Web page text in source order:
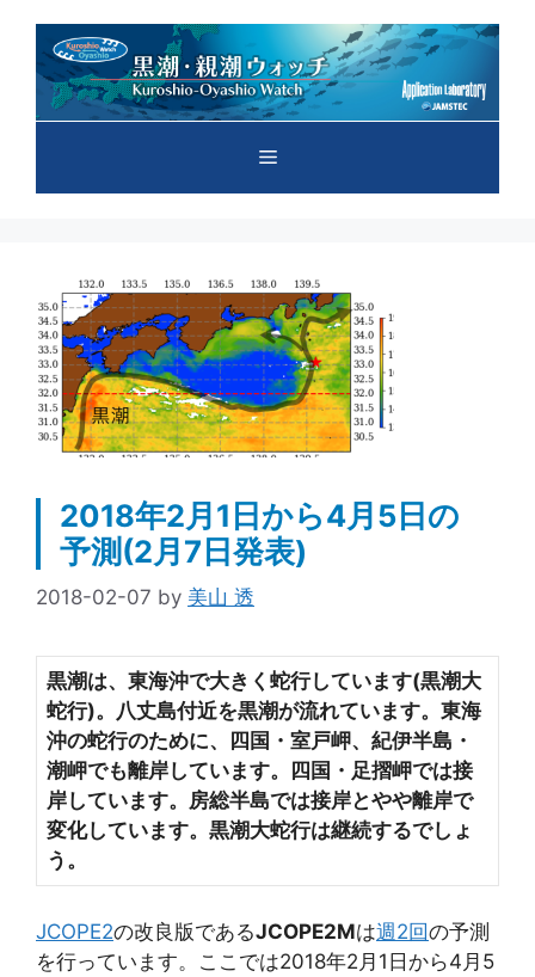
メ
ュ
ー
2018年2月1日から4月5日の
予測(2月7日発表)
2018-02-07 by 美山 透
黒潮は、東海沖で大きく蛇行しています(黒潮大
蛇行)。八丈島付近を黒潮が流れています。東海
沖の蛇行のために、四国・室戸岬、紀伊半島・
潮岬でも離岸しています。四国・足摺岬では接
岸しています。房総半島では接岸とやや離岸で
変化しています。黒潮大蛇行は継続するでしょ
う。
JCOPE2の改良版であるJCOPE2Mは週2回の予測
を行っています。ここでは2018年2月1日から4月5